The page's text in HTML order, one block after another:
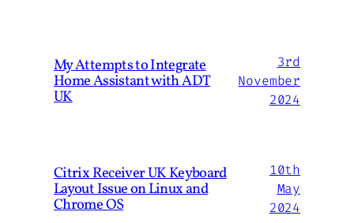
My Attempts to Integrate
Home Assistant with ADT
UK
3rd
November
2024
Citrix Receiver UK Keyboard
Layout Issue on Linux and
Chrome OS
10th
May
2024